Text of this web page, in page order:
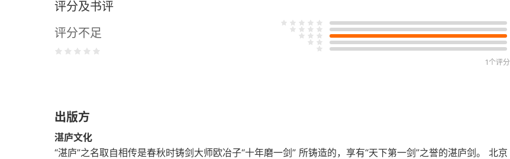
智商只代表智能的很小部分
智能取决于本能
本章小结
02 人类的元认识，掌握有效学习的实质
评分及书评
评分不足
1个评分
出版方
湛庐文化
“湛庐”之名取自相传是春秋时铸剑大师欧冶子“十年磨一剑” 所铸造的，享有“天下第一剑”之誉的湛庐剑。 北京